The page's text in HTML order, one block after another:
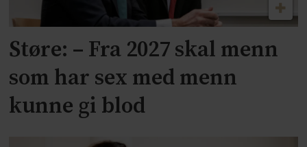
Støre: – Fra 2027 skal menn
som har sex med menn
kunne gi blod